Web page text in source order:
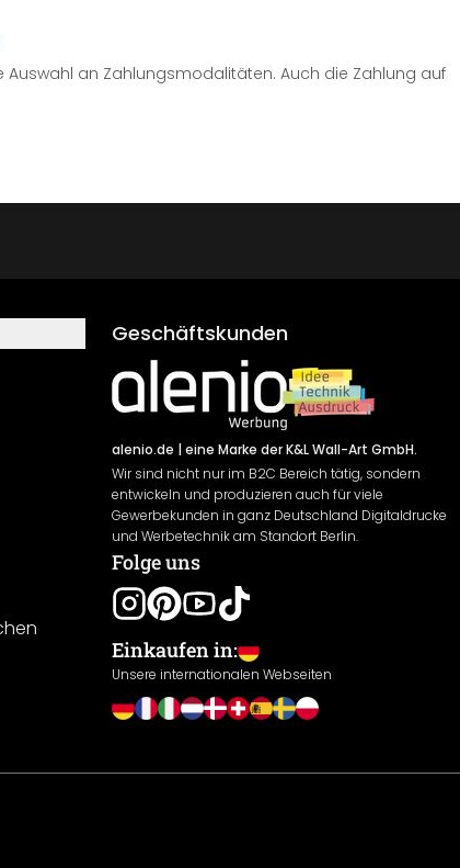
Auswahl an Zahlungsmodalitäten. Auch die Zahlung auf
Geschäftskunden
alenio.de | eine Marke der K&L Wall-Art GmbH.
Wir sind nicht nur im B2C Bereich tätig, sondern
entwickeln und produzieren auch für viele
Gewerbekunden in ganz Deutschland Digitaldrucke
und Werbetechnik am Standort Berlin.
Folge uns
Einkaufen in:
Unsere internationalen Webseiten